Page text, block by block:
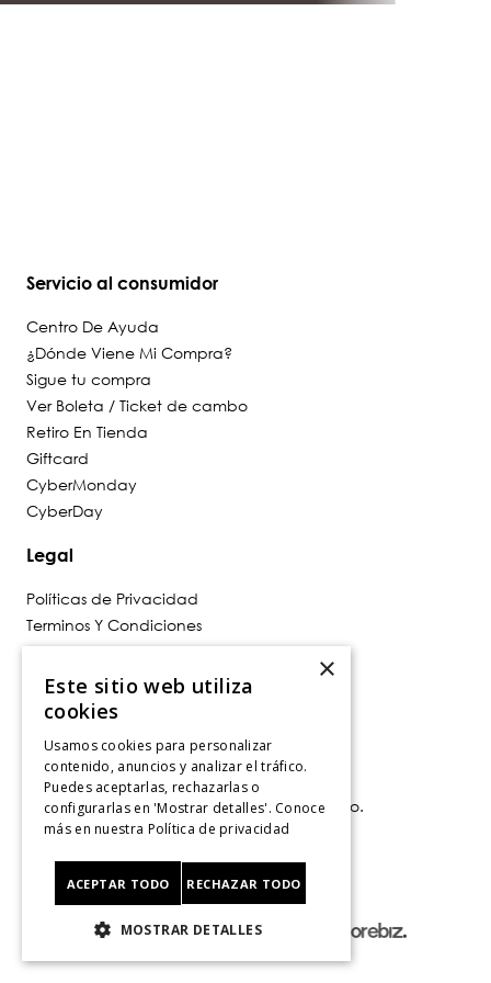
Contáctanos
Av. Las Condes 11281, Las Condes, Santiago.
Santiago, Chile
Servicio al consumidor
Centro De Ayuda
¿Dónde Viene Mi Compra?
Sigue tu compra
Ver Boleta / Ticket de cambo
Retiro En Tienda
Giftcard
CyberMonday
CyberDay
Legal
Políticas de Privacidad
Terminos Y Condiciones
Políticas De Despacho
Cambios, Retracto Y Garantía
Política de Privacidad de Marketing
×
Este sitio web utiliza
cookies
Usamos cookies para personalizar
contenido, anuncios y analizar el tráfico.
Puedes aceptarlas, rechazarlas o
configurarlas en 'Mostrar detalles'. Conoce
más en nuestra Política de privacidad
ACEPTAR TODO RECHAZAR TODO
MOSTRAR DETALLES